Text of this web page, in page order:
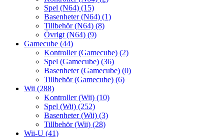
Spel (N64) (15)
Basenheter (N64) (1)
Tillbehör (N64) (8)
Övrigt (N64) (9)
Gamecube (44)
Kontroller (Gamecube) (2)
Spel (Gamecube) (36)
Basenheter (Gamecube) (0)
Tillbehör (Gamecube) (6)
Wii (288)
Kontroller (Wii) (10)
Spel (Wii) (252)
Basenheter (Wii) (3)
Tillbehör (Wii) (28)
Wii-U (41)